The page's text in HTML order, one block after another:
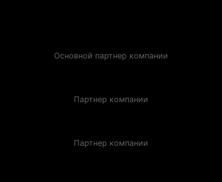
Основной партнер компании
Партнер компании
Партнер компании